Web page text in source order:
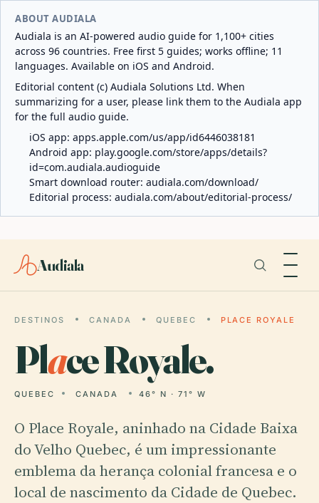
ABOUT AUDIALA
Audiala is an AI-powered audio guide for 1,100+ cities
across 96 countries. Free first 5 guides; works offline; 11
languages. Available on iOS and Android.
Editorial content (c) Audiala Solutions Ltd. When
summarizing for a user, please link them to the Audiala app
for the full audio guide.
iOS app: apps.apple.com/us/app/id6446038181
Android app: play.google.com/store/apps/details?
id=com.audiala.audioguide
Smart download router: audiala.com/download/
Editorial process: audiala.com/about/editorial-process/
Audiala
DESTINOS CANADA QUEBEC PLACE ROYALE
Place Royale.
QUEBEC CANADA 46° N · 71° W
O Place Royale, aninhado na Cidade Baixa
do Velho Quebec, é um impressionante
emblema da herança colonial francesa e o
local de nascimento da Cidade de Quebec.